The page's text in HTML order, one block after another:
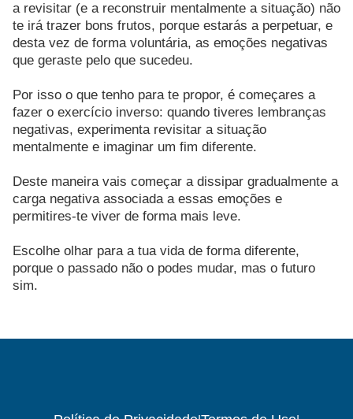
a revisitar (e a reconstruir mentalmente a situação) não
te irá trazer bons frutos, porque estarás a perpetuar, e
desta vez de forma voluntária, as emoções negativas
que geraste pelo que sucedeu.
Por isso o que tenho para te propor, é começares a
fazer o exercício inverso: quando tiveres lembranças
negativas, experimenta revisitar a situação
mentalmente e imaginar um fim diferente.
Deste maneira vais começar a dissipar gradualmente a
carga negativa associada a essas emoções e
permitires-te viver de forma mais leve.
Escolhe olhar para a tua vida de forma diferente,
porque o passado não o podes mudar, mas o futuro
sim.